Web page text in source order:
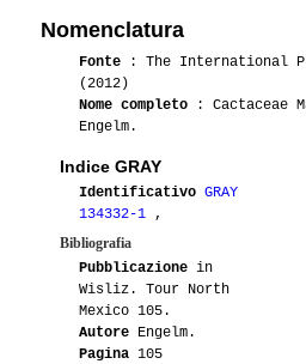
Nomenclatura
Fonte : The International
(2012)
Nome completo : Cactaceae
Engelm.
Indice GRAY
Identificativo GRAY
134332-1 ,
Bibliografia
Pubblicazione in
Wisliz. Tour North
Mexico 105.
Autore Engelm.
Pagina 105